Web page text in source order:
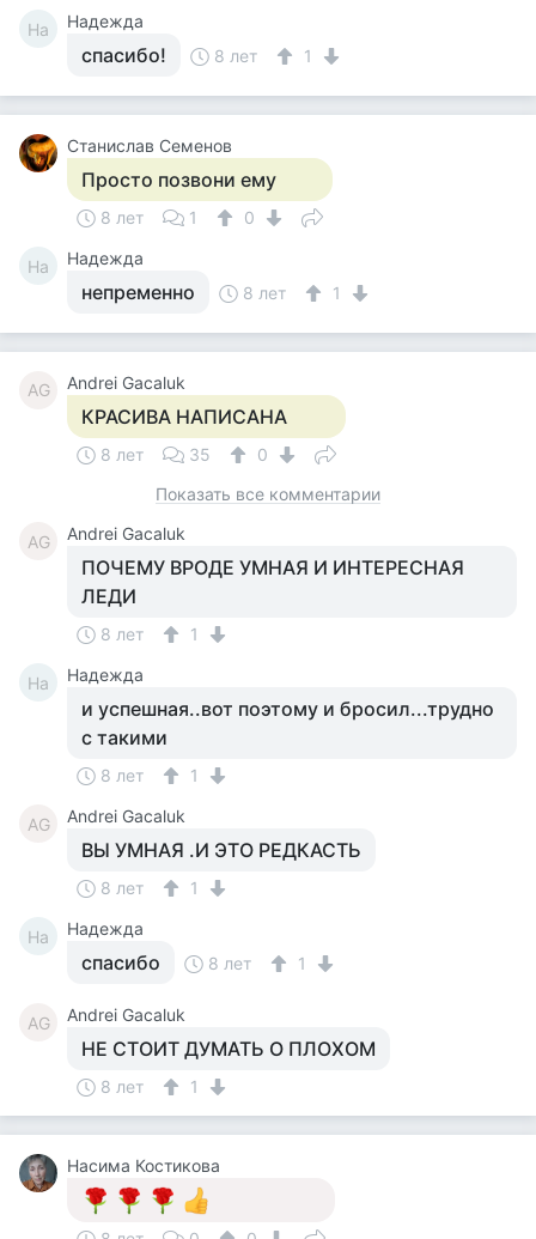
На Надежда
спасибо! 8 лет 1
Станислав Семенов
Просто позвони ему
8 лет 1 0
На Надежда
непременно 8 лет 1
AG Andrei Gacaluk
КРАСИВА НАПИСАНА
8 лет 35
0
Показать все комментарии
AG Andrei Gacaluk
ПОЧЕМУ ВРОДЕ УМНАЯ И ИНТЕРЕСНАЯ
ЛЕДИ
8 лет 1
На Надежда
и успешная..вот поэтому и бросил...трудно
с такими
8 лет 1
AG Andrei Gacaluk
ВЫ УМНАЯ .И ЭТО РЕДКАСТЬ
8 лет 1
На Надежда
спасибо 8 лет 1
AG Andrei Gacaluk
НЕ СТОИТ ДУМАТЬ О ПЛОХОМ
8 лет 1
Насима Костикова